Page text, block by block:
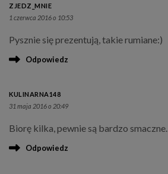
ZJEDZ_MNIE
1 czerwca 2016 o 10:53
Pysznie się prezentują, takie rumiane:)
Odpowiedz
KULINARNA148
31 maja 2016 o 20:49
Biorę kilka, pewnie są bardzo smaczne.
Odpowiedz